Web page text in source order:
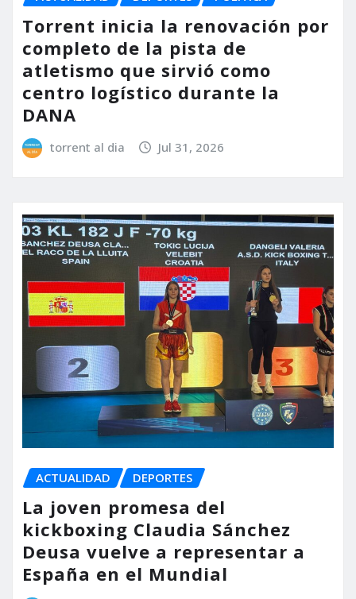
Torrent inicia la renovación por
completo de la pista de
atletismo que sirvió como
centro logístico durante la
DANA
torrent al dia Jul 31, 2026
ACTUALIDAD DEPORTES
La joven promesa del
kickboxing Claudia Sánchez
Deusa vuelve a representar a
España en el Mundial